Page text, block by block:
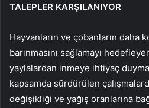
TALEPLER KARŞILANIYOR
Hayvanların ve çobanların daha
barınmasını sağlamayı
yaylalardan inmeye ihtiyaç
kapsamda sürdürülen
değişikliği ve yağış oranlarına